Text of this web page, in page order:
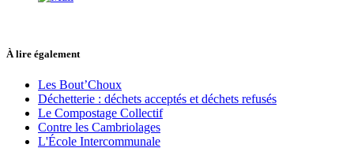
À lire également
Les Bout’Choux
Déchetterie : déchets acceptés et déchets refusés
Le Compostage Collectif
Contre les Cambriolages
L'École Intercommunale